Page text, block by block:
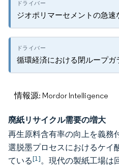
ジオポリマーセメントの急速
循環経済における閉ループガ
情報源: Mordor Intelligence
廃紙リサイクル需要の増大
再生原料含有率の向上を義務
選脱墨プロセスにおけるケイ
ている[1]。現代の製紙工場は